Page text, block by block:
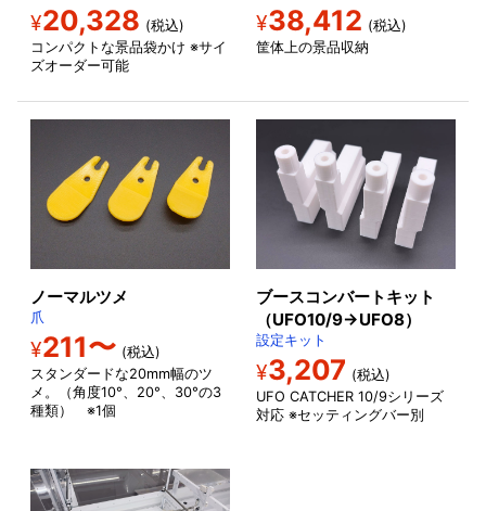
¥20,328 (税込)
コンパクトな景品袋かけ ※サイ
ズオーダー可能
¥38,412 (税込)
筐体上の景品収納
ノーマルツメ
爪
¥211〜 (税込)
スタンダードな20mm幅のツ
メ。（角度10°、20°、30°の3
種類） ※1個
ブースコンバートキット
（UFO10/9→UFO8）
設定キット
¥3,207 (税込)
UFO CATCHER 10/9シリーズ
対応 ※セッティングバー別